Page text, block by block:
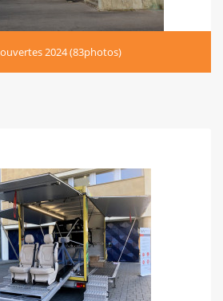
2024 (83photos)